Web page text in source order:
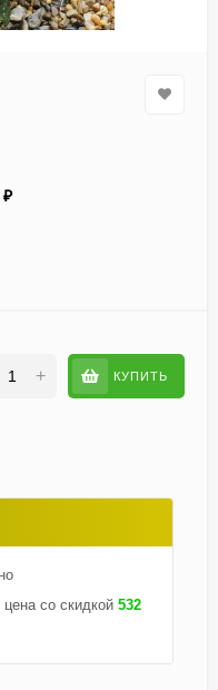
₽
+ КУПИТЬ
со скидкой 532